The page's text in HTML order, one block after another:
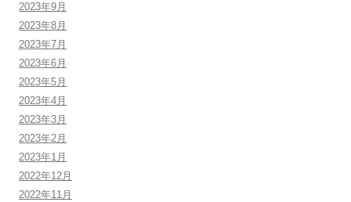
2023年9月
2023年8月
2023年7月
2023年6月
2023年5月
2023年4月
2023年3月
2023年2月
2023年1月
2022年12月
2022年11月